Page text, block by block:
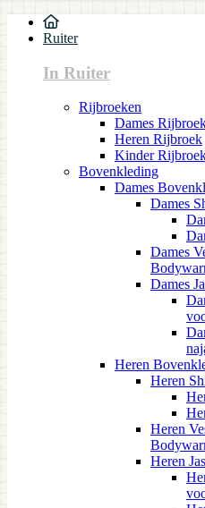
Ruiter
In Ruiter
Rijbroeken
Dames
Heren Rijbroek
Kinder
Bovenkleding
Dames
Dames
Dames
Dames
Heren
Heren
Heren
Heren